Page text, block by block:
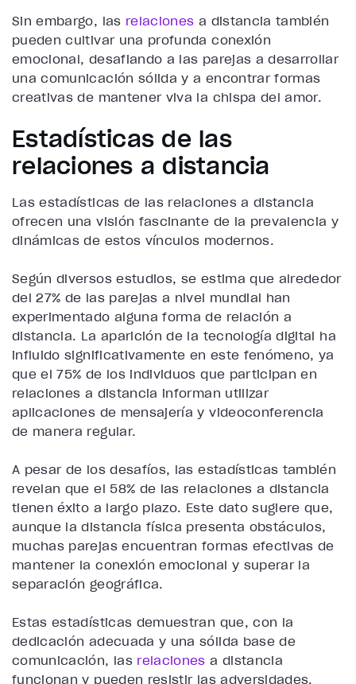
Sin embargo, las relaciones a distancia también
pueden cultivar una profunda conexión
emocional, desafiando a las parejas a desarrollar
una comunicación sólida y a encontrar formas
creativas de mantener viva la chispa del amor.
Estadísticas de las
relaciones a distancia
Las estadísticas de las relaciones a distancia
ofrecen una visión fascinante de la prevalencia y
dinámicas de estos vínculos modernos.
Según diversos estudios, se estima que alrededor
del 27% de las parejas a nivel mundial han
experimentado alguna forma de relación a
distancia. La aparición de la tecnología digital ha
influido significativamente en este fenómeno, ya
que el 75% de los individuos que participan en
relaciones a distancia informan utilizar
aplicaciones de mensajería y videoconferencia
de manera regular.
A pesar de los desafíos, las estadísticas también
revelan que el 58% de las relaciones a distancia
tienen éxito a largo plazo. Este dato sugiere que,
aunque la distancia física presenta obstáculos,
muchas parejas encuentran formas efectivas de
mantener la conexión emocional y superar la
separación geográfica.
Estas estadísticas demuestran que, con la
dedicación adecuada y una sólida base de
comunicación, las relaciones a distancia
funcionan y pueden resistir las adversidades.